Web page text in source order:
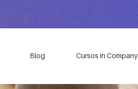
Blog Cursos in Company